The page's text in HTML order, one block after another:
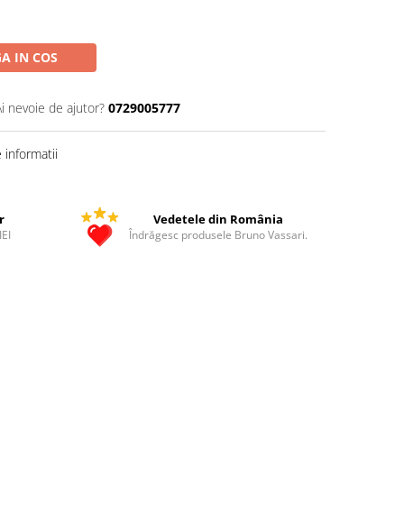
IN COS
nevoie de ajutor? 0729005777
informatii
Vedetele din România
Îndrăgesc produsele Bruno Vassari.